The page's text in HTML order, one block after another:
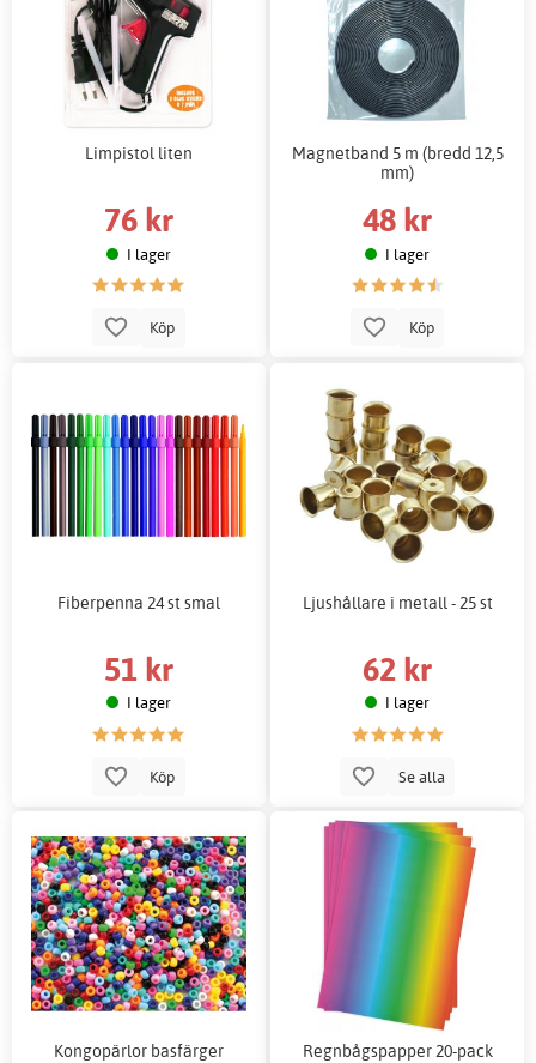
Limpistol liten
76 kr
I lager
Köp
Magnetband 5 m (bredd 12,5
mm)
48 kr
I lager
Köp
Fiberpenna 24 st smal
51 kr
I lager
Köp
Ljushållare i metall - 25 st
62 kr
I lager
Se alla
Kongopärlor basfärger Regnbågspapper 20-pack